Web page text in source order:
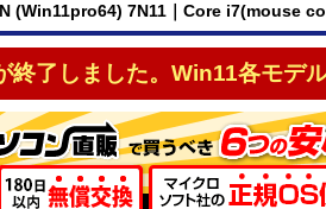
(Win11pro64) 7N11｜Core i7(mouse
終了しました。Win11各モデ